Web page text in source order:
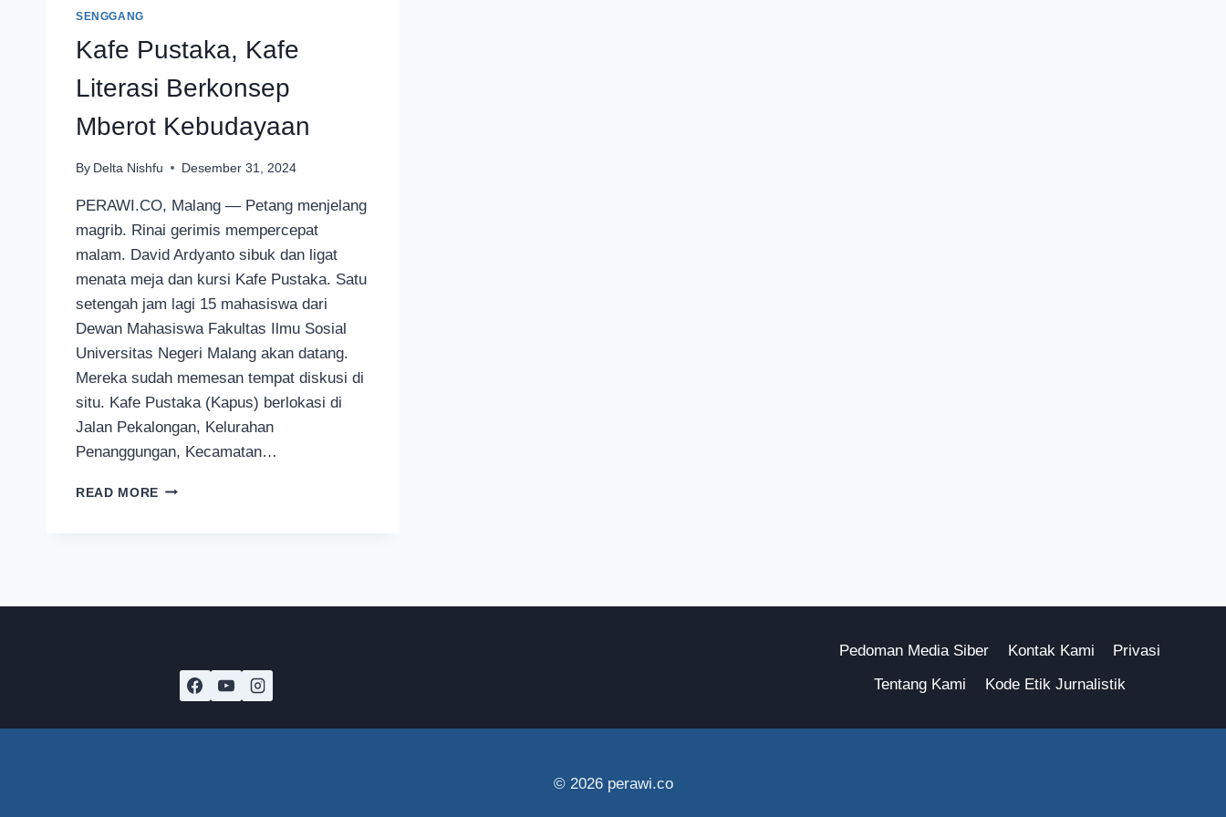
SENGGANG
Kafe Pustaka, Kafe
Literasi Berkonsep
Mberot Kebudayaan
By Delta Nishfu Desember 31, 2024
PERAWI.CO, Malang — Petang menjelang
magrib. Rinai gerimis mempercepat
malam. David Ardyanto sibuk dan ligat
menata meja dan kursi Kafe Pustaka. Satu
setengah jam lagi 15 mahasiswa dari
Dewan Mahasiswa Fakultas Ilmu Sosial
Universitas Negeri Malang akan datang.
Mereka sudah memesan tempat diskusi di
situ. Kafe Pustaka (Kapus) berlokasi di
Jalan Pekalongan, Kelurahan
Penanggungan, Kecamatan…
READ MORE KAFE
Pedoman Media Siber Kontak Kami
Privasi
Tentang Kami
Kode Etik Jurnalistik
© 2026 perawi.co